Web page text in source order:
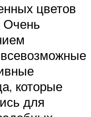
цветов
Очень
которые
для